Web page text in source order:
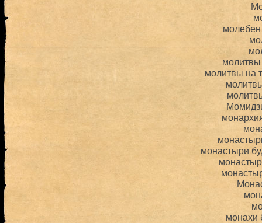
молебен
молитвы
молитвы на
монастыри
монахи